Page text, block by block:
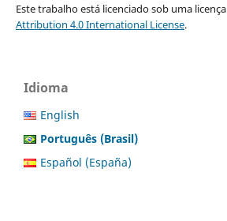
Este trabalho está licenciado sob uma licença
Attribution 4.0 International License.
Idioma
English
Português (Brasil)
Español (España)